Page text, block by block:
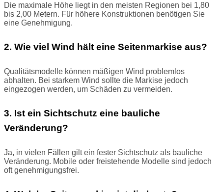
Die maximale Höhe liegt in den meisten Regionen bei 1,80
bis 2,00 Metern. Für höhere Konstruktionen benötigen Sie
eine Genehmigung.
2. Wie viel Wind hält eine Seitenmarkise aus?
Qualitätsmodelle können mäßigen Wind problemlos
abhalten. Bei starkem Wind sollte die Markise jedoch
eingezogen werden, um Schäden zu vermeiden.
3. Ist ein Sichtschutz eine bauliche
Veränderung?
Ja, in vielen Fällen gilt ein fester Sichtschutz als bauliche
Veränderung. Mobile oder freistehende Modelle sind jedoch
oft genehmigungsfrei.